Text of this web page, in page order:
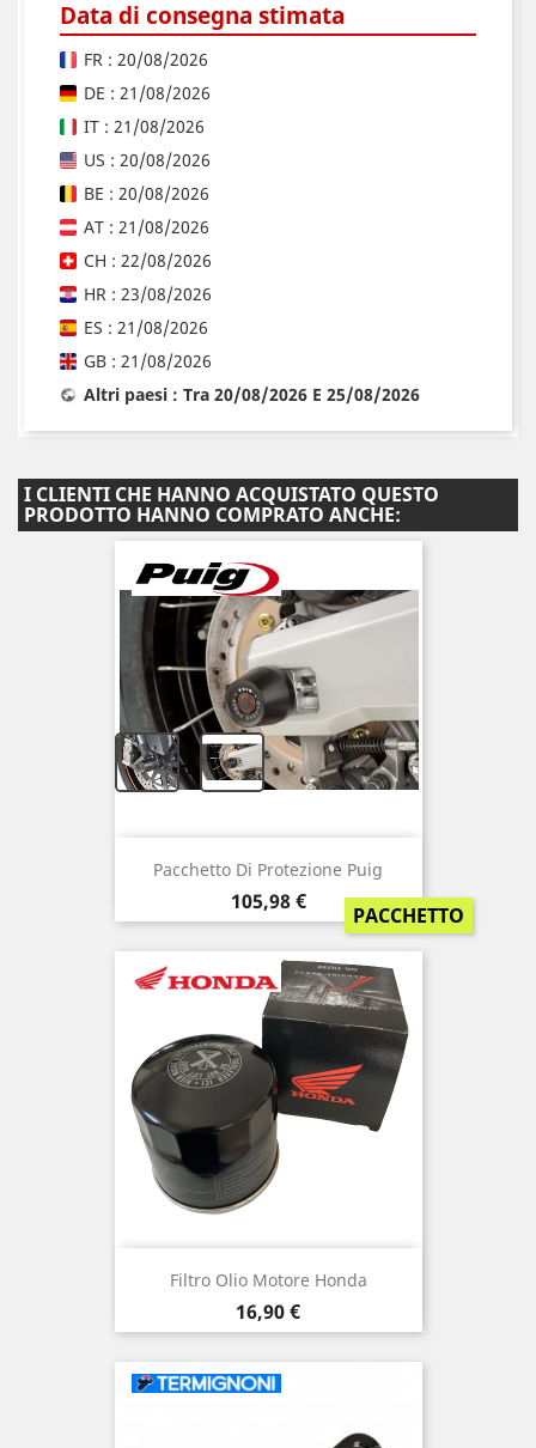
Data di consegna stimata
FR : 20/08/2026
DE : 21/08/2026
IT : 21/08/2026
US : 20/08/2026
BE : 20/08/2026
AT : 21/08/2026
CH : 22/08/2026
HR : 23/08/2026
ES : 21/08/2026
GB : 21/08/2026
Altri paesi : Tra 20/08/2026 E 25/08/2026
I CLIENTI CHE HANNO ACQUISTATO QUESTO
PRODOTTO HANNO COMPRATO ANCHE:
+
Pacchetto Di Protezione Puig
Prezzo
105,98 €
PACCHETTO
Filtro Olio Motore Honda
Prezzo
16,90 €